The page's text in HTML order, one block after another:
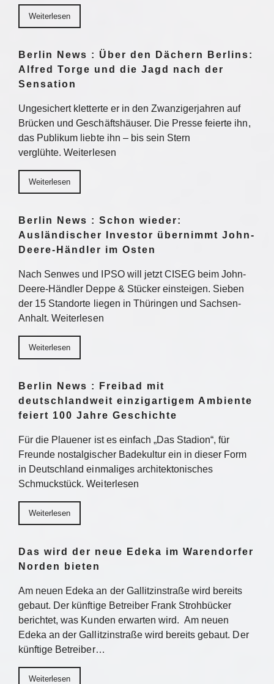
Weiterlesen
Berlin News : Über den Dächern Berlins:
Alfred Torge und die Jagd nach der
Sensation
Ungesichert kletterte er in den Zwanzigerjahren auf
Brücken und Geschäftshäuser. Die Presse feierte ihn,
das Publikum liebte ihn – bis sein Stern
verglühte. Weiterlesen
Weiterlesen
Berlin News : Schon wieder:
Ausländischer Investor übernimmt John-
Deere-Händler im Osten
Nach Senwes und IPSO will jetzt CISEG beim John-
Deere-Händler Deppe & Stücker einsteigen. Sieben
der 15 Standorte liegen in Thüringen und Sachsen-
Anhalt. Weiterlesen
Weiterlesen
Berlin News : Freibad mit
deutschlandweit einzigartigem Ambiente
feiert 100 Jahre Geschichte
Für die Plauener ist es einfach „Das Stadion“, für
Freunde nostalgischer Badekultur ein in dieser Form
in Deutschland einmaliges architektonisches
Schmuckstück. Weiterlesen
Weiterlesen
Das wird der neue Edeka im Warendorfer
Norden bieten
Am neuen Edeka an der Gallitzinstraße wird bereits
gebaut. Der künftige Betreiber Frank Strohbücker
berichtet, was Kunden erwarten wird. Am neuen
Edeka an der Gallitzinstraße wird bereits gebaut. Der
künftige Betreiber…
Weiterlesen